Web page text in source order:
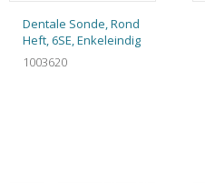
Dentale Sonde, Rond
Heft, 6SE, Enkeleindig
1003620